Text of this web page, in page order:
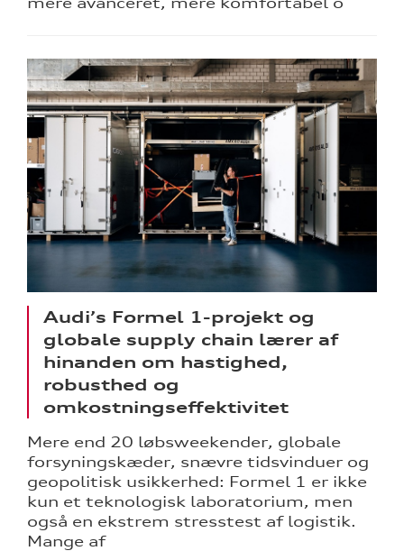
Audi’s Formel 1-projekt og
globale supply chain lærer af
hinanden om hastighed,
robusthed og
omkostningseffektivitet
Mere end 20 løbsweekender, globale
forsyningskæder, snævre tidsvinduer og
geopolitisk usikkerhed: Formel 1 er ikke
kun et teknologisk laboratorium, men
også en ekstrem stresstest af logistik.
Mange af